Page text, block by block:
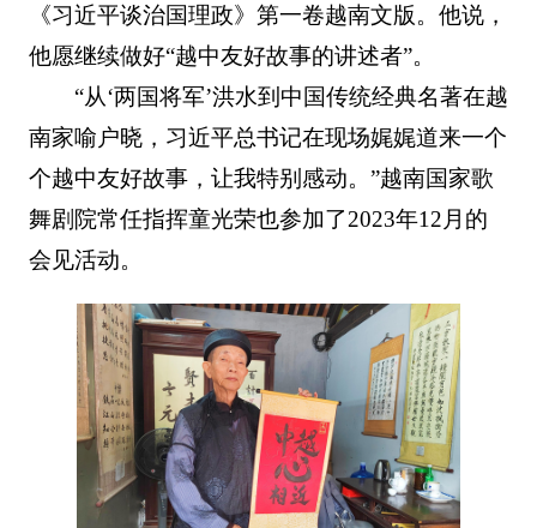
《习近平谈治国理政》第一卷越南文版。他说，
他愿继续做好“越中友好故事的讲述者”。
“从‘两国将军’洪水到中国传统经典名著在越
南家喻户晓，习近平总书记在现场娓娓道来一个
个越中友好故事，让我特别感动。”越南国家歌
舞剧院常任指挥童光荣也参加了2023年12月的
会见活动。